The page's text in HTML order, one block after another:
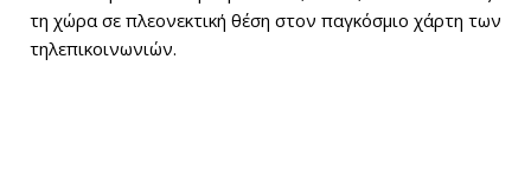
τη χώρα σε πλεονεκτική θέση στον παγκόσμιο χάρτη των
τηλεπικοινωνιών.